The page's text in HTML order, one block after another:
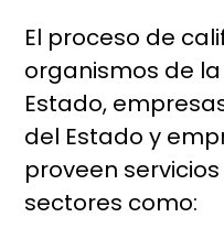
El proceso de
organismos de
Estado,
del Estado y
proveen
sectores como: